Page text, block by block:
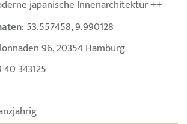
japanische Innenarchitektur ++
: 53.557458, 9.990128
96, 20354 Hamburg
343125